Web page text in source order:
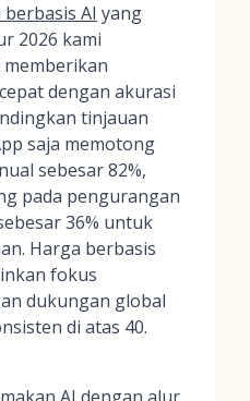
AI yang
2026 kami
dengan akurasi
tinjauan
saja memotong
sebesar 82%,
pada pengurangan
36% untuk
Harga berbasis
fokus
dukungan global
di atas 40.